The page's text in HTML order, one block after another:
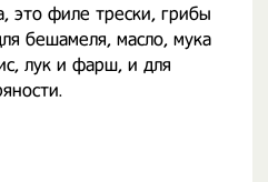
это филе трески, грибы
бешамеля, масло, мука
лук и фарш, и для